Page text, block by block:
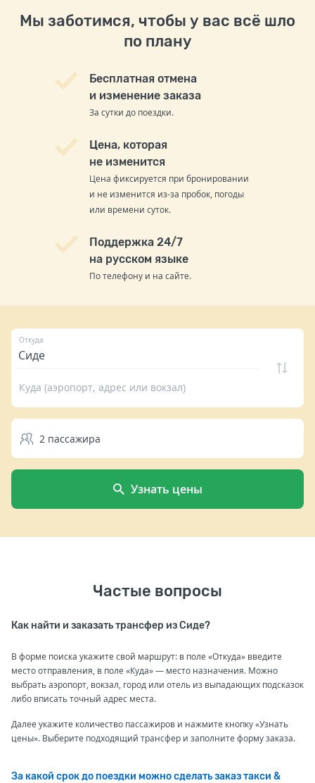
Мы заботимся, чтобы у вас всё шло
по плану
Бесплатная отмена
и изменение заказа
За сутки до поездки.
Цена, которая
не изменится
Цена фиксируется при бронировании
и не изменится из-за пробок, погоды
или времени суток.
Поддержка 24/7
на русском языке
По телефону и на сайте.
Откуда
Куда (аэропорт, адрес или вокзал)
2 пассажира
Узнать цены
Частые вопросы
Как найти и заказать трансфер из Сиде?
В форме поиска укажите свой маршрут: в поле «Откуда» введите
место отправления, в поле «Куда» — место назначения. Можно
выбрать аэропорт, вокзал, город или отель из выпадающих подсказок
либо вписать точный адрес места.
Далее укажите количество пассажиров и нажмите кнопку «Узнать
цены». Выберите подходящий трансфер и заполните форму заказа.
За какой срок до поездки можно сделать заказ такси &